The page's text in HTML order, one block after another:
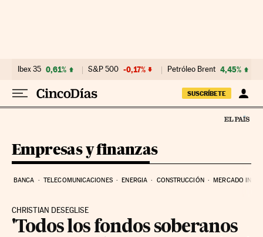
Ibex 35 0,61% S&P 500 -0,17% Petróleo Brent 4,45%
SUSCRÍBETE
Empresas y finanzas
BANCA TELECOMUNICACIONES ENERGIA CONSTRUCCIÓN MERCADO
CHRISTIAN DESEGLISE
'Todos los fondos soberanos